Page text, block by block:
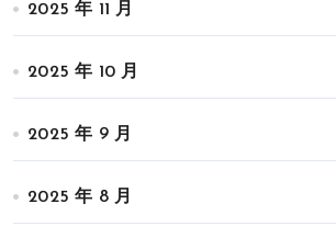
2025 年 11 月
2025 年 10 月
2025 年 9 月
2025 年 8 月